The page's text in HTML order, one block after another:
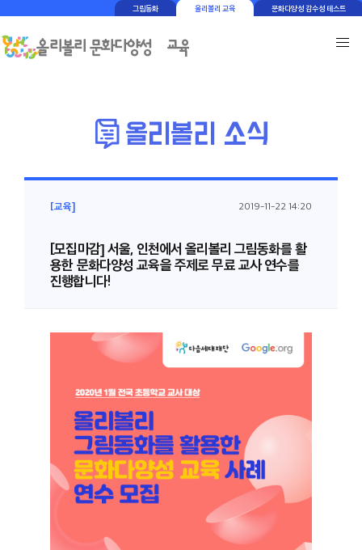
그림동화 올리볼리 교육 문화다양성 감수성 테스트
[교육] 2019-11-22 14:20
[모집마감] 서울, 인천에서 올리볼리 그림동화를 활
용한 문화다양성 교육을 주제로 무료 교사 연수를
진행합니다!